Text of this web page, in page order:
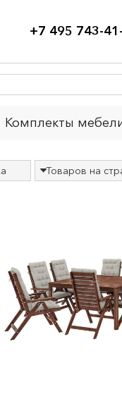
+7 495 743-
Комплекты